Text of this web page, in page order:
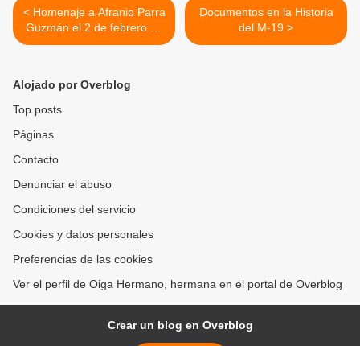
< Homenaje a Afranio Parra
Guzmán el 2 de febrero en
Bogotá
Documentos en la Historia
del M-19 >
Alojado por Overblog
Top posts
Páginas
Contacto
Denunciar el abuso
Condiciones del servicio
Cookies y datos personales
Preferencias de las cookies
Ver el perfil de Oiga Hermano, hermana en el portal de Overblog
Crear un blog en Overblog